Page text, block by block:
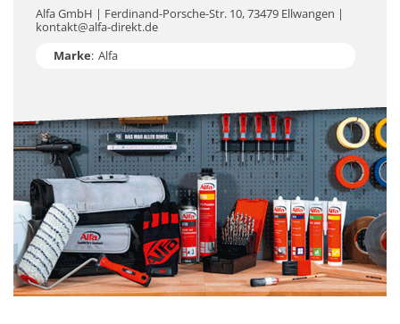
Alfa GmbH | Ferdinand-Porsche-Str. 10, 73479 Ellwangen |
kontakt@alfa-direkt.de
Marke: Alfa